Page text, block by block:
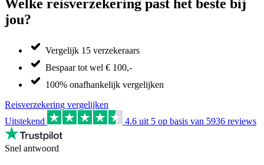
Welke reisverzekering past het beste bij
jou?
Vergelijk 15 verzekeraars
Bespaar tot wel € 100,-
100% onafhankelijk vergelijken
Reisverzekering vergelijken
Uitstekend
4.6 uit 5 op basis van 5936 reviews
Snel antwoord